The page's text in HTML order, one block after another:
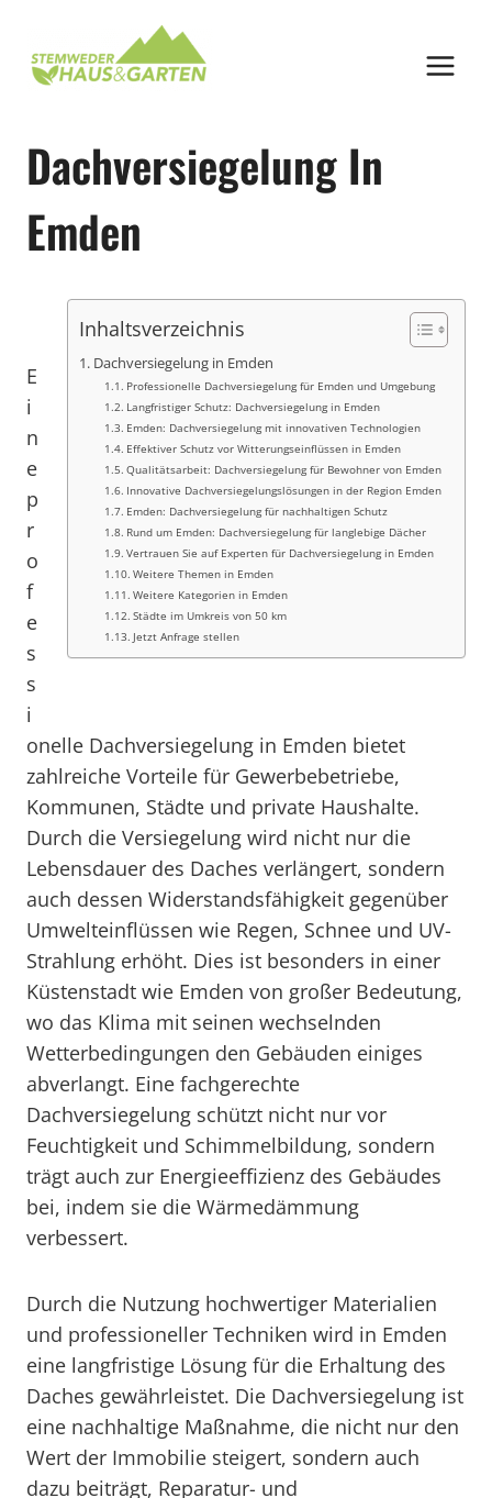
springen
Dachversiegelung In
Emden
Inhaltsverzeichnis
Dachversiegelung in Emden
Professionelle Dachversiegelung für Emden und Umgebung
Langfristiger Schutz: Dachversiegelung in Emden
Emden: Dachversiegelung mit innovativen Technologien
Effektiver Schutz vor Witterungseinflüssen in Emden
Qualitätsarbeit: Dachversiegelung für Bewohner von Emden
Innovative Dachversiegelungslösungen in der Region Emden
Emden: Dachversiegelung für nachhaltigen Schutz
Rund um Emden: Dachversiegelung für langlebige Dächer
Vertrauen Sie auf Experten für Dachversiegelung in Emden
Weitere Themen in Emden
Weitere Kategorien in Emden
Städte im Umkreis von 50 km
Jetzt Anfrage stellen
E
i
n
e
p
r
o
f
e
s
s
i
onelle Dachversiegelung in Emden bietet
zahlreiche Vorteile für Gewerbebetriebe,
Kommunen, Städte und private Haushalte.
Durch die Versiegelung wird nicht nur die
Lebensdauer des Daches verlängert, sondern
auch dessen Widerstandsfähigkeit gegenüber
Umwelteinflüssen wie Regen, Schnee und UV-
Strahlung erhöht. Dies ist besonders in einer
Küstenstadt wie Emden von großer Bedeutung,
wo das Klima mit seinen wechselnden
Wetterbedingungen den Gebäuden einiges
abverlangt. Eine fachgerechte
Dachversiegelung schützt nicht nur vor
Feuchtigkeit und Schimmelbildung, sondern
trägt auch zur Energieeffizienz des Gebäudes
bei, indem sie die Wärmedämmung
verbessert.
Durch die Nutzung hochwertiger Materialien
und professioneller Techniken wird in Emden
eine langfristige Lösung für die Erhaltung des
Daches gewährleistet. Die Dachversiegelung ist
eine nachhaltige Maßnahme, die nicht nur den
Wert der Immobilie steigert, sondern auch
dazu beiträgt, Reparatur- und